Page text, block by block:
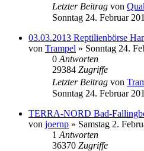
Letzter Beitrag von
Sonntag 24. Februar
03.03.2013 Reptilienbörse
von Trampel » Sonntag 24.
0 Antworten
29384 Zugriffe
Letzter Beitrag von
Sonntag 24. Februar
TERRA-NORD Bad-
von joernp » Samstag 2.
1 Antworten
36370 Zugriffe